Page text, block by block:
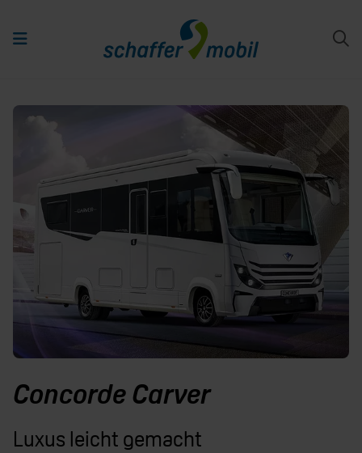
Concorde Carver
Luxus leicht gemacht